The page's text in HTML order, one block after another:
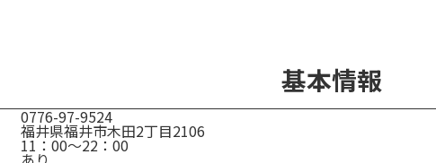
基本情報
0776-97-9524
福井県福井市木田2丁目2106
11：00～22：00